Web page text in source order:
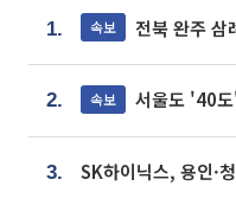
1. 속보 전북 완주 삼
2. 속보 서울도 '40
3.